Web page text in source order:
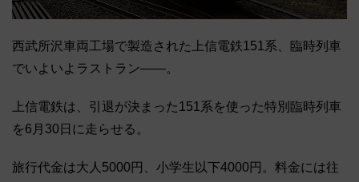
西武所沢車両工場で製造された上信電鉄151系、臨時列車
でいよいよラストラン――。
上信電鉄は、引退が決まった151系を使った特別臨時列車
を6月30日に走らせる。
旅行代金は大人5000円、小学生以下4000円。料金には往